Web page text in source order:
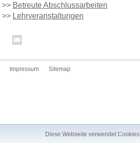
Diese Webseite verwendet Cookies
>> Betreute Abschlussarbeiten
>> Lehrveranstaltungen
Impressum Sitemap